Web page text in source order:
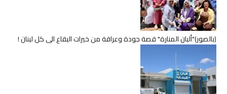
(بالصور)"ألبان المنارة" قصة جودة وعراقة من خيرات البقاع الى كل لبنان !